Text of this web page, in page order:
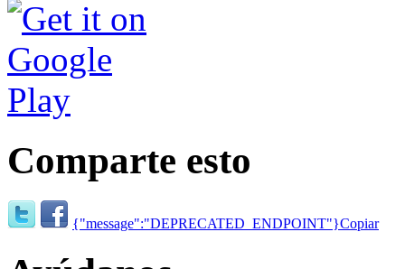
Comparte esto
{"message":"DEPRECATED_ENDPOINT"}Copiar